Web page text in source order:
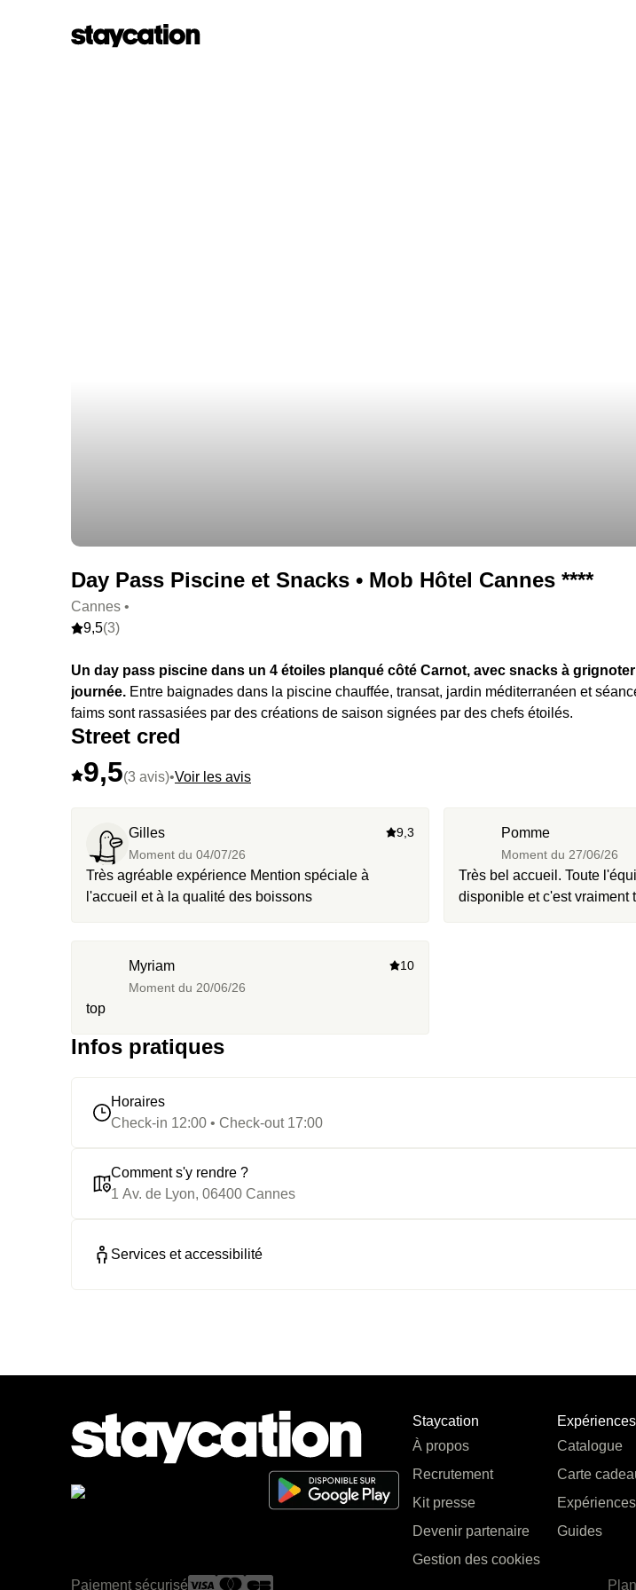
Day Pass Piscine et Snacks • Mob Hôtel Cannes ****
Cannes •
9,5(3)
Un day pass piscine dans un 4 étoiles planqué côté Carnot, avec snacks à
journée. Entre baignades dans la piscine chauffée, transat, jardin méditerranéen et
faims sont rassasiées par des créations de saison signées par des chefs étoilés.
Street cred
9,5(3 avis)•Voir les avis
Gilles
Moment du 04/07/26
9,3
Très agréable expérience Mention spéciale à
l'accueil et à la qualité des boissons
Pomme
Moment du 27/06/26
Très bel accueil. Toute
disponible et c'est vraiment
Myriam
Moment du 20/06/26
10
top
Infos pratiques
Horaires
Check-in 12:00 • Check-out 17:00
Comment s'y rendre ?
1 Av. de Lyon, 06400 Cannes
Services et accessibilité
Staycation
À propos
Recrutement
Kit presse
Devenir partenaire
Gestion des cookies
Expériences
Catalogue
Carte
Expériences
Guides
Paiement sécurisé